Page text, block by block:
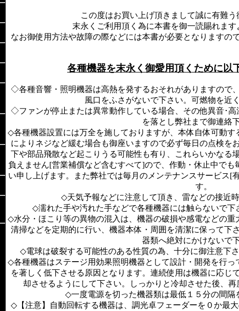
この度はお買い上げ頂きまして誠に有難
末永くご利用頂く為に本書を御一読賜れます
なお御使用方法や故障の際などには本書が必要となりますの
各種機器を末永く御愛用頂くために以
◇各種音響・照明機器は高熱を発するおそれがありますので
風口をふさがないで下さい。可燃物を近
◇ファンが停止または異常動作している場合、その他異音･
を落とし弊社まで御連絡
◇各種機器設置には万全を施しておりますが、本体自体可動
によりネジなど緩む場合も御座いますので必ず毎日の点検を
下や部品飛散など起こりうる可能性も有り、これらいかなる
負えません[営業補償など含むすべて]ので、作動・休止中で
い申し上げます。また弊社では毎月のメンテナンスサービス[
す。
◇天気予報などに注意して頂き、雷などの接近
◇濡れた手や汚れた手などで各種機器には触らないで下
◇水分・ほこり等の異物の混入は、機器の破損や感電などの重
清掃などを定期的に行い、機器本体・周囲を清潔に保って下
器類へ絶対にかけないで下
◇電球は破裂する可能性のある性質の為、十分に御注意下
◇各種機器はステージ用効果照明機器として設計・開発を行
を著しく低下させる原因となります。連続使用は機器に応じ
却させるようにして下さい。しっかりと冷却させた後、再
◇一度電源を切った機器類は最低１５分の間隔
◇【注意】自動回転する機器は、調光卓フェーダーを０か最